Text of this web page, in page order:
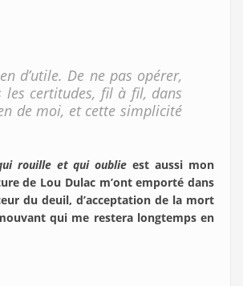
d’utile. De ne pas opérer,
les certitudes, fil à fil, dans
de moi, et cette simplicité
rouille et qui oublie est aussi mon
de Lou Dulac m’ont emporté dans
du deuil, d’acceptation de la mort
qui me restera longtemps en